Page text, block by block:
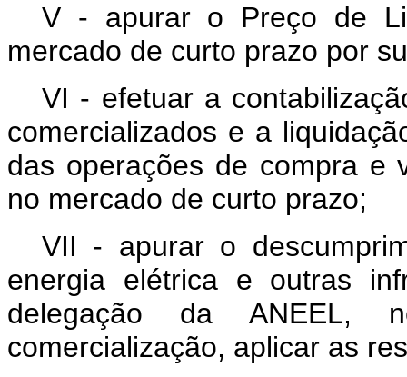
V - apurar o Preço de
mercado de curto prazo por
VI - efetuar a
comercializados e a
das operações de compra e
no mercado de curto prazo;
VII - apurar o
energia elétrica e outras
delegação da ANEEL,
comercialização, aplicar as